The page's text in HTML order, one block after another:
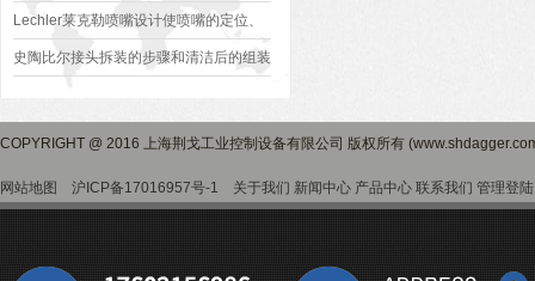
无霸中国中车
Lechler莱克勒喷嘴设计使喷嘴的定位、
安装更简单
史陶比尔接头拆装的步骤和清洁后的组装
COPYRIGHT @ 2016 上海荆戈工业控制设备有限公司 版权所有
网站地图 沪ICP备17016957号-1 关于我们 新闻中心 产品中心 联系我们 管理登陆